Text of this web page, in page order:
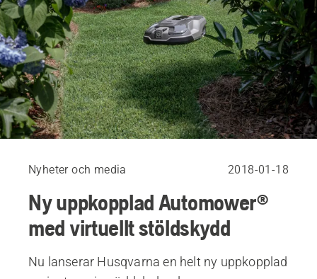
Nyheter och media 2018-01-18
Ny uppkopplad Automower®
med virtuellt stöldskydd
Nu lanserar Husqvarna en helt ny uppkopplad